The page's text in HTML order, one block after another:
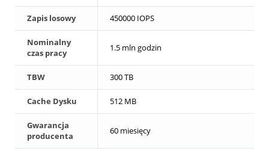
Zapis losowy 450000 IOPS
Nominalny
czas pracy
1.5 mln godzin
TBW 300 TB
Cache Dysku 512 MB
Gwarancja
producenta
60 miesięcy